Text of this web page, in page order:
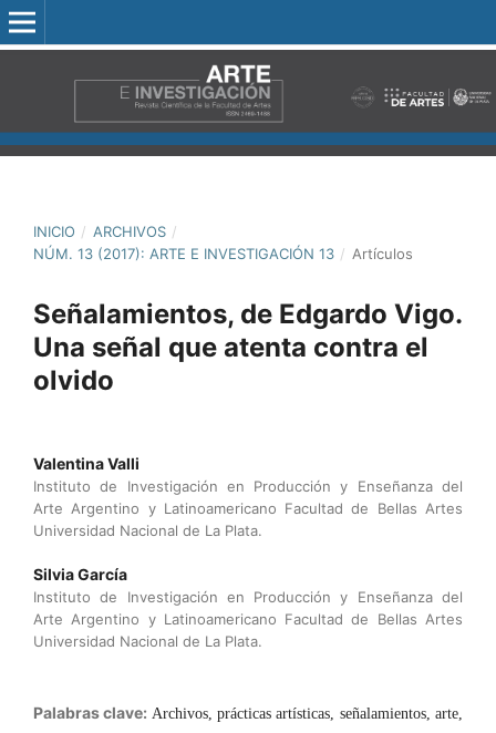
INICIO / ARCHIVOS /
NÚM. 13 (2017): ARTE E INVESTIGACIÓN 13 / Artículos
Señalamientos, de Edgardo Vigo.
Una señal que atenta contra el
olvido
Valentina Valli
Instituto de Investigación en Producción y Enseñanza del
Arte Argentino y Latinoamericano Facultad de Bellas Artes
Universidad Nacional de La Plata.
Silvia García
Instituto de Investigación en Producción y Enseñanza del
Arte Argentino y Latinoamericano Facultad de Bellas Artes
Universidad Nacional de La Plata.
Palabras clave: Archivos, prácticas artísticas, señalamientos, arte,